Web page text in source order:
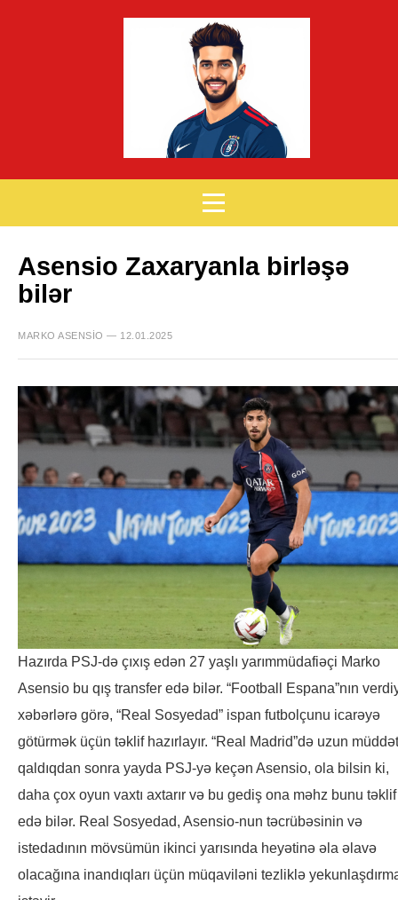
Asensio Zaxaryanla birləşə
bilər
MARKO ASENSIO — 12.01.2025
Hazırda PSJ-də çıxış edən 27 yaşlı yarımmüdafiəçi Marko
Asensio bu qış transfer edə bilər. “Football Espana”nın
xəbərlərə görə, “Real Sosyedad” ispan futbolçunu icarəyə
götürmək üçün təklif hazırlayır. “Real Madrid”də uzun müddət
qaldıqdan sonra yayda PSJ-yə keçən Asensio, ola bilsin ki,
daha çox oyun vaxtı axtarır və bu gediş ona məhz bunu təklif
edə bilər. Real Sosyedad, Asensio-nun təcrübəsinin və
istedadının mövsümün ikinci yarısında heyətinə əla əlavə
olacağına inandıqları üçün müqaviləni tezliklə